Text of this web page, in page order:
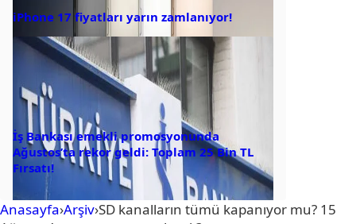
iPhone 17 fiyatları yarın zamlanıyor!
İş Bankası emekli promosyonunda
Ağustos’ta rekor geldi: Toplam 25 Bin TL
Fırsatı!
Anasayfa›Arşiv›SD kanalların tümü kapanıyor mu? 15